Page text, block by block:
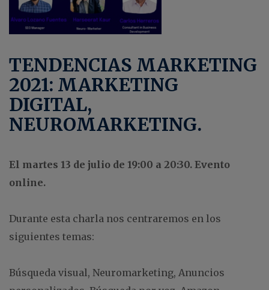
TENDENCIAS MARKETING
2021: MARKETING
DIGITAL,
NEUROMARKETING.
El martes 13 de julio de 19:00 a 20:30. Evento
online.
Durante esta charla nos centraremos en los
siguientes temas:
Búsqueda visual, Neuromarketing, Anuncios